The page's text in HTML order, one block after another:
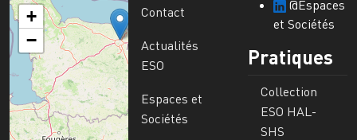
+
−
Contact
Actualités
ESO
Espaces et
Sociétés
@Espaces
et Sociétés
Pratiques
Collection
ESO HAL-
SHS